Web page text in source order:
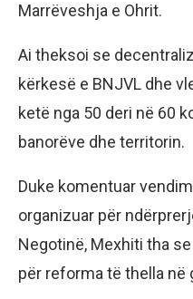
Marrëveshja e Ohrit.
Ai theksoi se
kërkesë e BNJVL dhe
ketë nga 50 deri në 60
banorëve dhe territorin.
Duke komentuar
organizuar për
Negotinë, Mexhiti tha
për reforma të thella në